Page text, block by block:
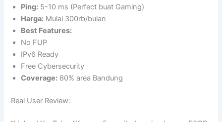
Ping: 5-10 ms (Perfect buat Gaming)
Harga: Mulai 300rb/bulan
Best Features:
No FUP
IPv6 Ready
Free Cybersecurity
Coverage: 80% area Bandung
Real User Review: